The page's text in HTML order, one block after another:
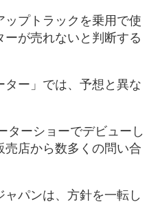
ップトラックを乗用で使
が売れないと判断する
ター」では、予想と異な
ターショーでデビューし
店から数多くの問い合
パンは、方針を一転し